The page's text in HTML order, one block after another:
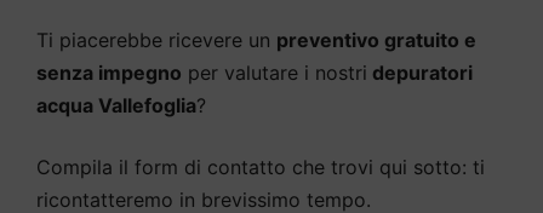
Ti piacerebbe ricevere un preventivo gratuito e
senza impegno per valutare i nostri depuratori
acqua Vallefoglia?
Compila il form di contatto che trovi qui sotto: ti
ricontatteremo in brevissimo tempo.